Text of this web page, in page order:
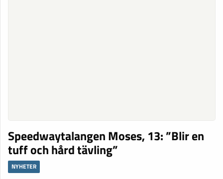
Speedwaytalangen Moses, 13: ”Blir en
tuff och hård tävling”
NYHETER